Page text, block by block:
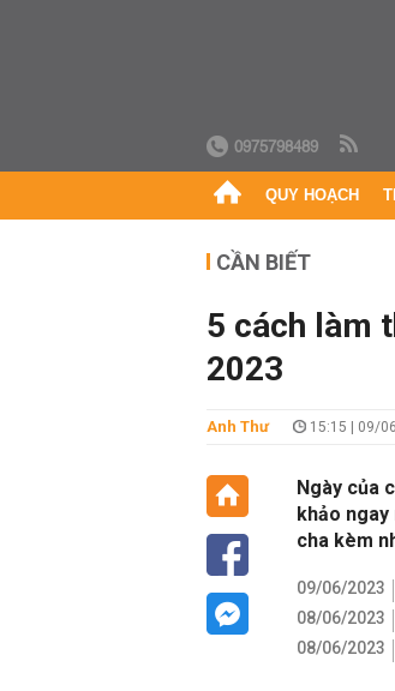
0975798489
QUY HOẠCH
CẦN BIẾT
5 cách làm
2023
Anh Thư 15:15 | 09/
Ngày của
khảo
cha kèm
09/06/2023
08/06/2023
08/06/2023